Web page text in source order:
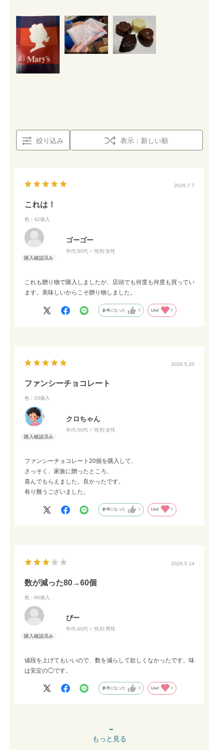
絞り込み 表示：新しい順
2026.7.7
これは！
色：42個入
ゴーゴー
年代:50代 性別:女性
これも贈り物で購入しましたが、店頭でも何度も何度も買ってい
ます。美味しいからこそ贈り物しました。
参考になった 0 Like! 0
2026.5.20
ファンシーチョコレート
色：20個入
クロちゃん
年代:50代 性別:女性
ファンシーチョコレート20個を購入して、
さっそく、家族に贈ったところ、
喜んでもらえました。良かったです。
有り難うございました。
参考になった 1 Like! 0
2026.5.14
数が減った80→60個
色：60個入
ぴー
年代:40代 性別:男性
値段を上げてもいいので、数を減らして欲しくなかったです。味
は安定の◯です。
参考になった 0 Like! 0
もっと見る